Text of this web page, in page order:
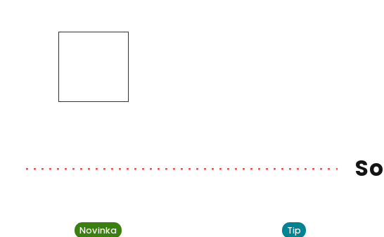
Novinka
Tip